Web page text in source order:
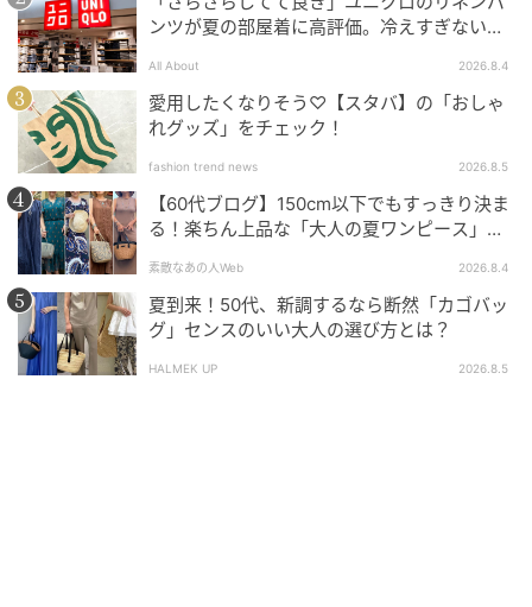
いボストンバッグ。トラッドなニットやベストを加え
たレトロスポーティな着こなしに合わせたい。
ピンクのバッグ￥16,500（アディダスゴルフ／アディ
ダス ゴルフお客様窓口）グリーンのバッグ
￥14,300（ソックスとセットで）¥5,500（共にジャッ
クバニー!!）白のバッグ￥29,700（NS23parNissaGolf
／ジュニアー東京支店NissaGolf事業部）バッグにつけ
たチャーム各￥11,550（ヴィアメイルバック／ティー
スクエア プレスルーム）
◆あでやかなグッズでバッグを個性派に！
ンツが夏の部屋着に高評価。冷えすぎない肌
All About 2026.8.4
愛用したくなりそう♡【スタバ】の「おしゃ
れグッズ」をチェック！
fashion trend news 2026.8.5
【60代ブログ】150cm以下でもすっきり決ま
る！楽ちん上品な「大人の夏ワンピース」コ
素敵なあの人Web 2026.8.4
夏到来！50代、新調するなら断然「カゴバッ
グ」センスのいい大人の選び方とは？
HALMEK UP 2026.8.5